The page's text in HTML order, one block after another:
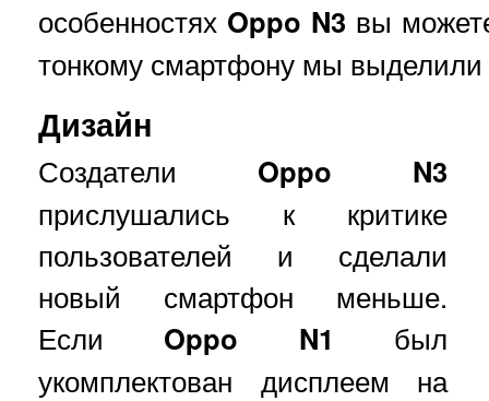
особенностях Oppo N3 вы
тонкому смартфону мы выделили
Дизайн
Создатели Oppo N3
прислушались к критике
пользователей и сделали
новый смартфон меньше.
Если Oppo N1
был
укомплектован дисплеем на